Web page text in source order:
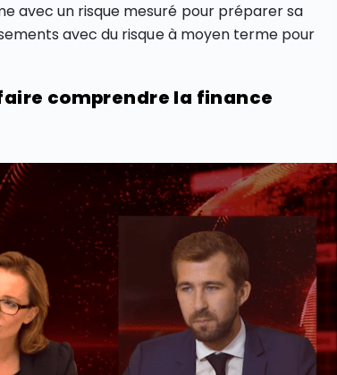
avec un risque mesuré pour préparer sa
avec du risque à moyen terme pour
comprendre la finance